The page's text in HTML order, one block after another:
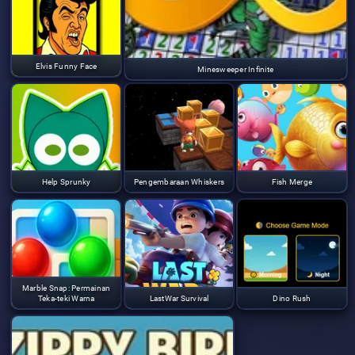
Minesweeper Infinite
Elvis Funny Face
Help Sprunky Pengembaraan Whiskers Fish Merge
Marble Snap: Permainan
Teka-teki Warna
LastWar Survival Dino Rush